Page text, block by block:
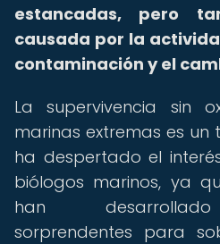
estancadas, pero
causada por la
contaminación y el
La supervivencia sin
marinas extremas es
ha despertado el
biólogos marinos, ya
han
sorprendentes para